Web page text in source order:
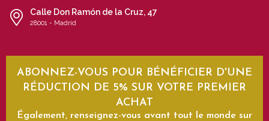
Calle Don Ramón de la Cruz, 47
28001 - Madrid
ABONNEZ-VOUS POUR BÉNÉFICIER D'UNE
RÉDUCTION DE 5% SUR VOTRE PREMIER
ACHAT
Également, renseignez-vous avant tout le monde sur